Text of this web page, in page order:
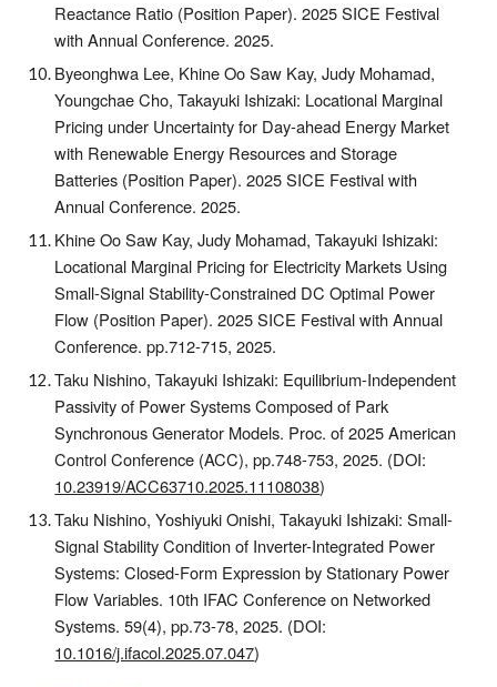
Reactance Ratio (Position Paper). 2025 SICE Festival
with Annual Conference. 2025.
Byeonghwa Lee, Khine Oo Saw Kay, Judy Mohamad,
Youngchae Cho, Takayuki Ishizaki: Locational Marginal
Pricing under Uncertainty for Day-ahead Energy Market
with Renewable Energy Resources and Storage
Batteries (Position Paper). 2025 SICE Festival with
Annual Conference. 2025.
Khine Oo Saw Kay, Judy Mohamad, Takayuki Ishizaki:
Locational Marginal Pricing for Electricity Markets Using
Small-Signal Stability-Constrained DC Optimal Power
Flow (Position Paper). 2025 SICE Festival with Annual
Conference. pp.712-715, 2025.
Taku Nishino, Takayuki Ishizaki: Equilibrium-Independent
Passivity of Power Systems Composed of Park
Synchronous Generator Models. Proc. of 2025 American
Control Conference (ACC), pp.748-753, 2025. (DOI:
10.23919/ACC63710.2025.11108038)
Taku Nishino, Yoshiyuki Onishi, Takayuki Ishizaki: Small-
Signal Stability Condition of Inverter-Integrated Power
Systems: Closed-Form Expression by Stationary Power
Flow Variables. 10th IFAC Conference on Networked
Systems. 59(4), pp.73-78, 2025. (DOI:
10.1016/j.ifacol.2025.07.047)